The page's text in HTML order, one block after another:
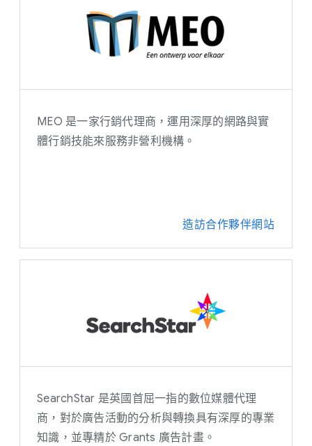
MEO 是一家行銷代理商，運用深厚的網路與實
體行銷技能來服務非營利機構。
造訪合作夥伴網站
SearchStar 是英國首屈一指的數位媒體代理
商，對於廣告活動的分析與轉換具有深厚的專業
知識，並專精於 Grants 廣告計畫。